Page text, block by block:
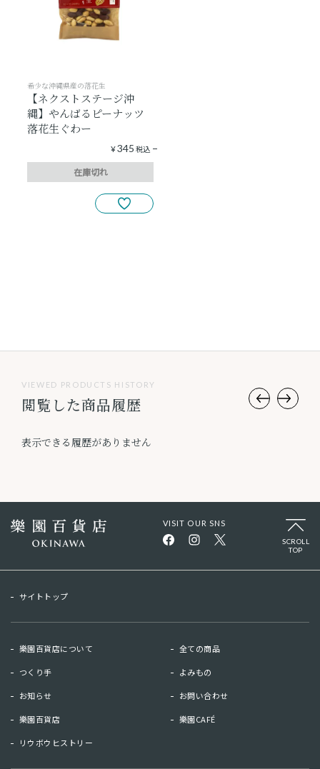
希少な沖縄県産の落花生
【ネクストステージ沖
縄】やんばるピーナッツ
落花生ぐわー
¥345 税込
在庫切れ
VIEWED PRODUCTS HISTORY
閲覧した商品履歴
表示できる履歴がありません
VISIT OUR SNS
SCROLL
TOP
サイトトップ
樂園百貨店について 全ての商品
つくり手 よみもの
お知らせ お問い合わせ
樂園百貨店 樂園CAFÉ
リウボウヒストリー